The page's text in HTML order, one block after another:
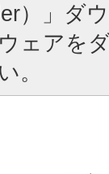
）」ダ
ェアを
。